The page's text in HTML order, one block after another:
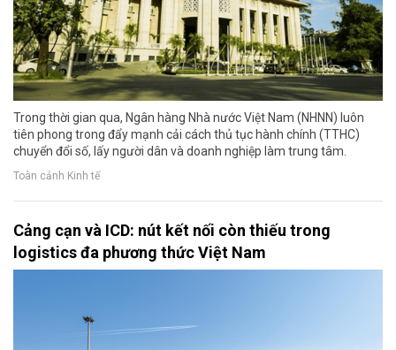
Trong thời gian qua, Ngân hàng Nhà nước Việt Nam (NHNN) luôn
tiên phong trong đẩy mạnh cải cách thủ tục hành chính (TTHC)
chuyển đổi số, lấy người dân và doanh nghiệp làm trung tâm.
Toàn cảnh Kinh tế
Cảng cạn và ICD: nút kết nối còn thiếu trong
logistics đa phương thức Việt Nam